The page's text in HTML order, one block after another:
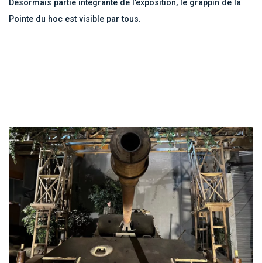
Désormais partie intégrante de l’exposition, le grappin de la
Pointe du hoc est visible par tous.